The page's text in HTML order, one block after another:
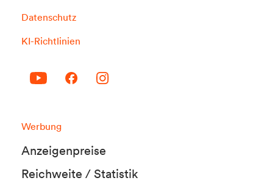
Datenschutz
KI-Richtlinien
Werbung
Anzeigenpreise
Reichweite / Statistik